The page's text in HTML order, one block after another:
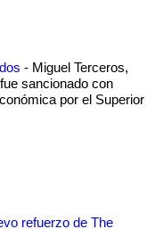
- Miguel Terceros,
sancionado con
por el Superior
refuerzo de The